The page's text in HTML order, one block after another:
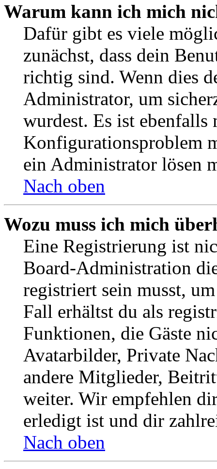
Warum kann ich mich
Dafür gibt es viele
zunächst, dass dein
richtig sind. Wenn dies
Administrator, um
wurdest. Es ist ebenfalls
Konfigurationsproblem
ein Administrator lösen
Nach oben
Wozu muss ich mich
Eine Registrierung ist
Board-Administration
registriert sein musst,
Fall erhältst du als
Funktionen, die Gäste
Avatarbilder, Private
andere Mitglieder,
weiter. Wir empfehlen
erledigt ist und dir
Nach oben